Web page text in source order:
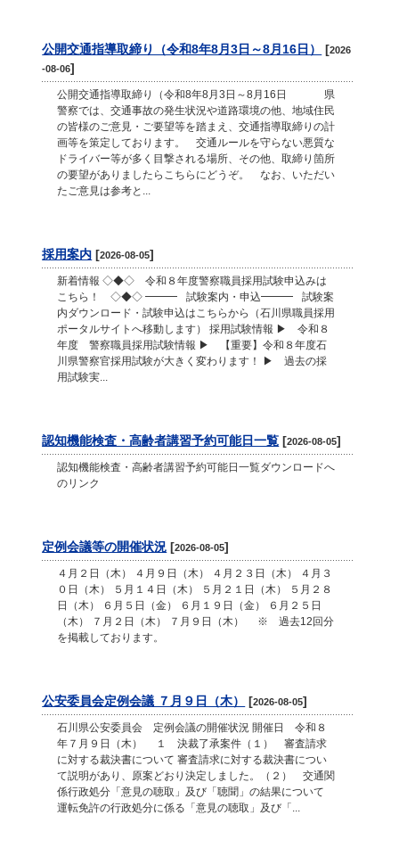
公開交通指導取締り（令和8年8月3日～8月16日） [2026
-08-06]
公開交通指導取締り（令和8年8月3日～8月16日 県
警察では、交通事故の発生状況や道路環境の他、地域住民
の皆様のご意見・ご要望等を踏まえ、交通指導取締りの計
画等を策定しております。 交通ルールを守らない悪質な
ドライバー等が多く目撃される場所、その他、取締り箇所
の要望がありましたらこちらにどうぞ。 なお、いただい
たご意見は参考と...
採用案内 [2026-08-05]
新着情報 ◇◆◇ 令和８年度警察職員採用試験申込みは
こちら！ ◇◆◇ ━━━ 試験案内・申込━━━ 試験案
内ダウンロード・試験申込はこちらから（石川県職員採用
ポータルサイトへ移動します） 採用試験情報 ▶ 令和８
年度 警察職員採用試験情報 ▶ 【重要】令和８年度石
川県警察官採用試験が大きく変わります！ ▶ 過去の採
用試験実...
認知機能検査・高齢者講習予約可能日一覧 [2026-08-05]
認知機能検査・高齢者講習予約可能日一覧ダウンロードへ
のリンク
定例会議等の開催状況 [2026-08-05]
４月２日（木） ４月９日（木） ４月２３日（木） ４月３
０日（木） ５月１４日（木） ５月２１日（木） ５月２８
日（木） ６月５日（金） ６月１９日（金） ６月２５日
（木） ７月２日（木） ７月９日（木） ※ 過去12回分
を掲載しております。
公安委員会定例会議 ７月９日（木） [2026-08-05]
石川県公安委員会 定例会議の開催状況 開催日 令和８
年７月９日（木） １ 決裁了承案件（１） 審査請求
に対する裁決書について 審査請求に対する裁決書につい
て説明があり、原案どおり決定しました。（２） 交通関
係行政処分「意見の聴取」及び「聴聞」の結果について
運転免許の行政処分に係る「意見の聴取」及び「...